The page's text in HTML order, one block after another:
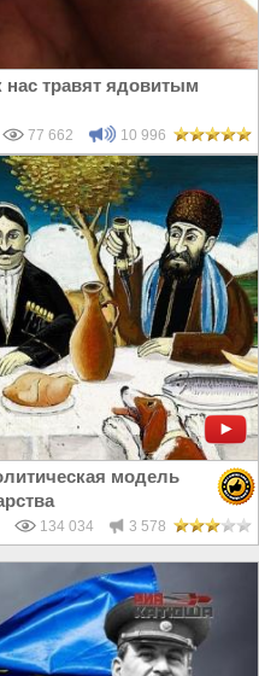
нас травят ядовитым
77 662 10 996
модель
134 034 3 578